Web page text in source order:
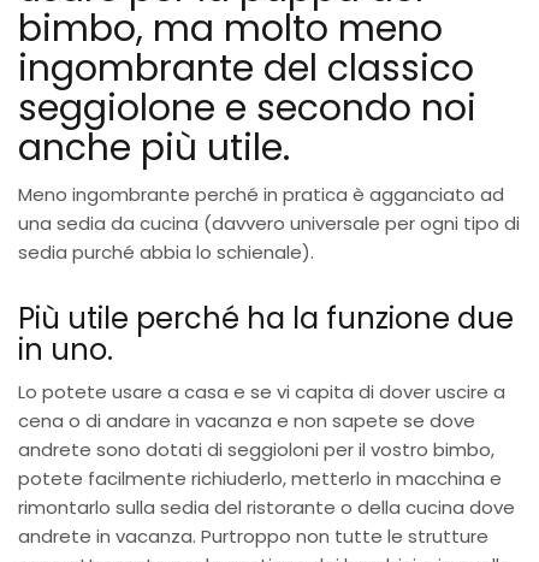
bimbo, ma molto meno
ingombrante del classico
seggiolone e secondo noi
anche più utile.
Meno ingombrante perché in pratica è agganciato ad
una sedia da cucina (davvero universale per ogni tipo di
sedia purché abbia lo schienale).
Più utile perché ha la funzione due
in uno.
Lo potete usare a casa e se vi capita di dover uscire a
cena o di andare in vacanza e non sapete se dove
andrete sono dotati di seggioloni per il vostro bimbo,
potete facilmente richiuderlo, metterlo in macchina e
rimontarlo sulla sedia del ristorante o della cucina dove
andrete in vacanza. Purtroppo non tutte le strutture